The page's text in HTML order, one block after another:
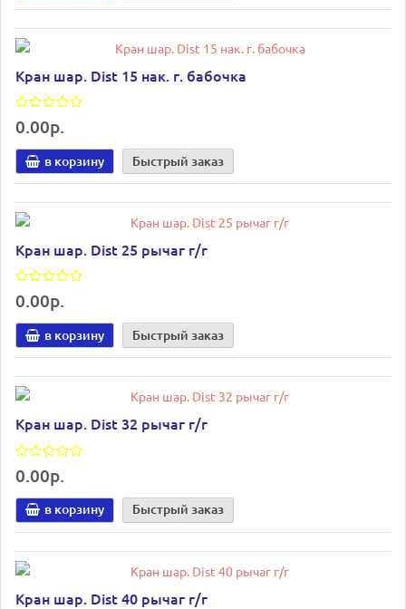
Кран шар. Dist 15 нак. г. бабочка
0.00р.
в корзину Быстрый заказ
Кран шар. Dist 25 рычаг г/г
0.00р.
в корзину Быстрый заказ
Кран шар. Dist 32 рычаг г/г
0.00р.
в корзину Быстрый заказ
Кран шар. Dist 40 рычаг г/г